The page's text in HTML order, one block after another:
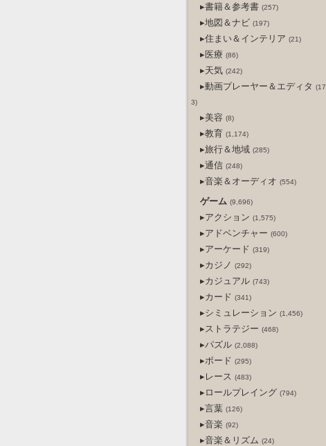
▸書籍＆参考書 (257)
▸地図＆ナビ (197)
▸住まい＆インテリア (21)
▸医療 (86)
▸天気 (242)
▸動画プレーヤー＆エディタ (17
3)
▸美容 (8)
▸教育 (1,174)
▸旅行＆地域 (285)
▸通信 (248)
▸音楽＆オーディオ (554)
ゲーム (9,696)
▸アクション (1,575)
▸アドベンチャー (600)
▸アーケード (319)
▸カジノ (292)
▸カジュアル (743)
▸カード (341)
▸シミュレーション (1,456)
▸ストラテジー (468)
▸パズル (2,088)
▸ボード (295)
▸レース (483)
▸ロールプレイング (794)
▸言葉 (126)
▸音楽 (92)
▸音楽＆リズム (24)